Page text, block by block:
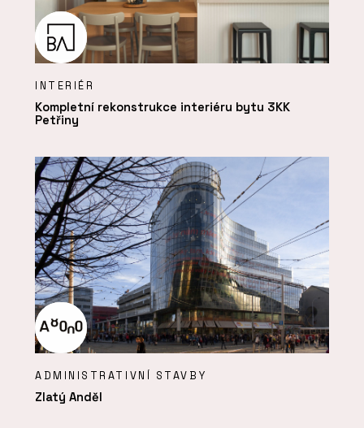
INTERIÉR
Kompletní rekonstrukce interiéru bytu 3KK
Petřiny
ADMINISTRATIVNÍ STAVBY
Zlatý Anděl